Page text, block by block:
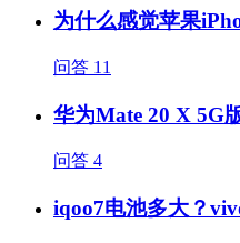
为什么感觉苹果
问答 11
华为Mate 20 X 5G
问答 4
iqoo7电池多大？